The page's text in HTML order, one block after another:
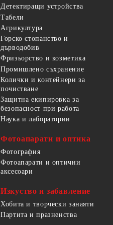
Детектиращи устройства
Табели
Агрикултура
Горско стопанство и
дърводобив
Фризьорство и козметика
Промишлено съхранение
Колички и контейнери за
почистване
Защитна екипировка за
безопасност при работа
Наука и лаборатории
Фотоапарати и оптика
Фотография
Фотоапарати и оптични
аксесоари
Изкуство и забавление
Хобита и творчески занаяти
Партита и празненства